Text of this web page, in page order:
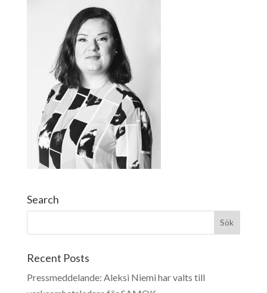
Search
Recent Posts
Pressmeddelande: Aleksi Niemi har valts till